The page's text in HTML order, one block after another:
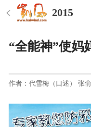
2015
“全能神”使妈
作者：代雪梅（口述） 张俞